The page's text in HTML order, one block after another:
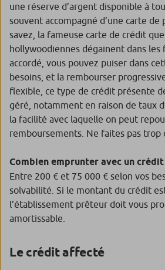
une réserve d’argent disponible à
souvent accompagné d’une carte de
savez, la fameuse carte de crédit
hollywoodiennes dégainent dans les
accordé, vous pouvez puiser dans
besoins, et la rembourser
flexible, ce type de crédit présente
géré, notamment en raison de taux
la facilité avec laquelle on peut
remboursements. Ne faites pas trop
Combien emprunter avec un
Entre 200 € et 75 000 € selon vos
solvabilité. Si le montant du crédit
l’établissement prêteur doit vous
amortissable.
Le crédit affecté